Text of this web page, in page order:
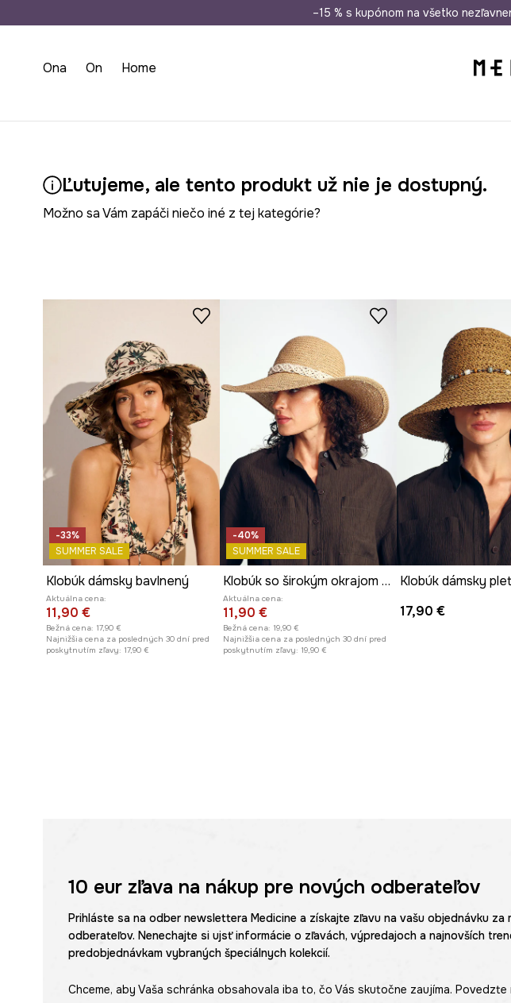
Doprava zadarmo od 50 €
–15 % s kupónom na všetko
Ona On Home
Ľutujeme, ale tento produkt už nie je dostupný.
Možno sa Vám zapáči niečo iné z tej kategórie?
-33%
SUMMER SALE
Klobúk dámsky bavlnený
Aktuálna cena:
11,90 €
Bežná cena: 17,90 €
Najnižšia cena za posledných 30 dní pred
poskytnutím zľavy: 17,90 €
-40%
SUMMER SALE
Klobúk so širokým okrajom dámsky pletený s aplikáciou handmade
Aktuálna cena:
11,90 €
Bežná cena: 19,90 €
Najnižšia cena za posledných 30 dní pred
poskytnutím zľavy: 19,90 €
Klobúk dámsky
17,90 €
10 eurzľava na nákup pre nových odberateľov
Prihláste sa na odber newslettera Medicine a získajte zľavu na vašu objednávku za
odberateľov. Nenechajte si ujsť informácie o zľavách, výpredajoch a najnovších
predobjednávkam vybraných špeciálnych kolekcií.
Chceme, aby Vaša schránka obsahovala iba to, čo Vás skutočne zaujíma. Povedzte